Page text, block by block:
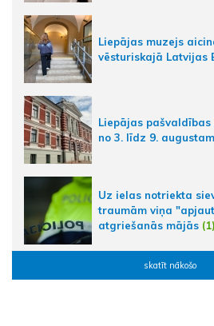
Liepājas muzejs
vēsturiskajā Latvijas
Liepājas
no 3. līdz 9. augustam
Uz ielas notriekta
traumām viņa
atgriešanās mājās (1)
skatīt nākošo